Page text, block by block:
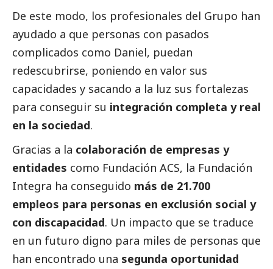
De este modo, los profesionales del Grupo han
ayudado a que personas con pasados
complicados como Daniel, puedan
redescubrirse, poniendo en valor sus
capacidades y sacando a la luz sus fortalezas
para conseguir su integración completa y real
en la sociedad.
Gracias a la colaboración de empresas y
entidades como Fundación ACS, la Fundación
Integra ha conseguido más de 21.700
empleos para personas en exclusión social y
con discapacidad. Un impacto que se traduce
en un futuro digno para miles de personas que
han encontrado una segunda oportunidad